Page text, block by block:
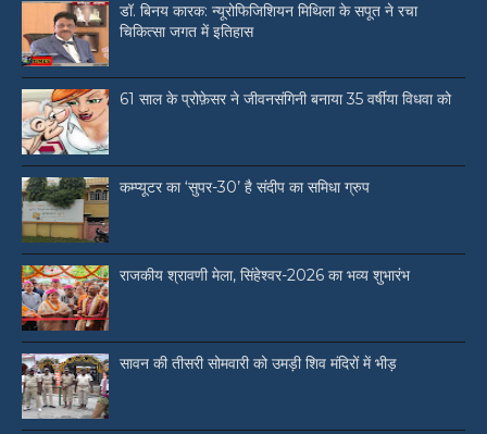
डॉ. बिनय कारक: न्यूरोफिजिशियन मिथिला के सपूत ने रचा
चिकित्सा जगत में इतिहास
61 साल के प्रोफ़ेसर ने जीवनसंगिनी बनाया 35 वर्षीया विधवा को
कम्प्यूटर का ‘सुपर-30’ है संदीप का समिधा ग्रुप
राजकीय श्रावणी मेला, सिंहेश्वर-2026 का भव्य शुभारंभ
सावन की तीसरी सोमवारी को उमड़ी शिव मंदिरों में भीड़